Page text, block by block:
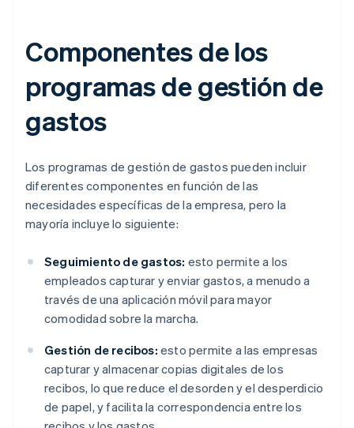
Componentes de los
programas de gestión de
gastos
Los programas de gestión de gastos pueden incluir
diferentes componentes en función de las
necesidades específicas de la empresa, pero la
mayoría incluye lo siguiente:
Seguimiento de gastos: esto permite a los
empleados capturar y enviar gastos, a menudo a
través de una aplicación móvil para mayor
comodidad sobre la marcha.
Gestión de recibos: esto permite a las empresas
capturar y almacenar copias digitales de los
recibos, lo que reduce el desorden y el desperdicio
de papel, y facilita la correspondencia entre los